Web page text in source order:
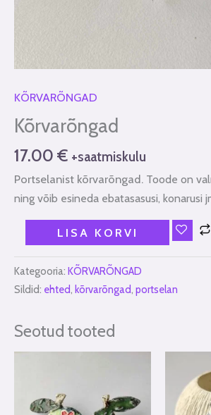
KÕRVARÕNGAD
Kõrvarõngad
17.00 € +saatmiskulu
Portselanist kõrvarõngad. Toode on
ning võib esineda ebatasasusi, konarusi
LISA KORVI
Kategooria: KÕRVARÕNGAD
Sildid: ehted, kõrvarõngad, portselan
Seotud tooted